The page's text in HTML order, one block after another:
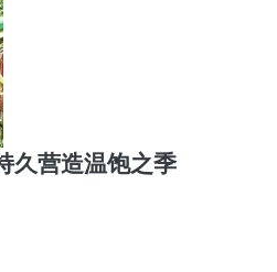
久营造温饱之季